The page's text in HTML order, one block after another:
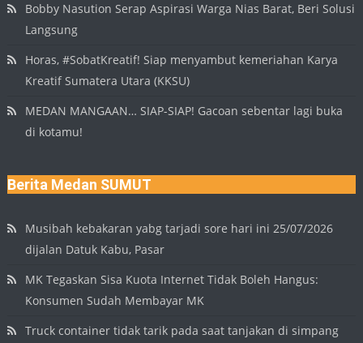
Bobby Nasution Serap Aspirasi Warga Nias Barat, Beri Solusi
Langsung
Horas, #SobatKreatif! Siap menyambut kemeriahan Karya
Kreatif Sumatera Utara (KKSU)
MEDAN MANGAAN… SIAP-SIAP! Gacoan sebentar lagi buka
di kotamu!
Berita Medan SUMUT
Musibah kebakaran yabg tarjadi sore hari ini 25/07/2026
dijalan Datuk Kabu, Pasar
MK Tegaskan Sisa Kuota Internet Tidak Boleh Hangus:
Konsumen Sudah Membayar MK
Truck container tidak tarik pada saat tanjakan di simpang